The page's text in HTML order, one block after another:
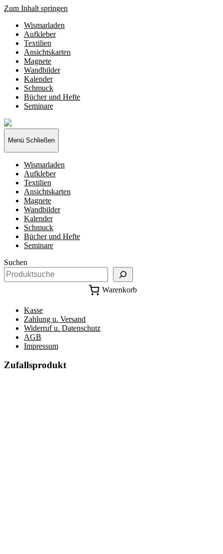
Zum Inhalt springen
Wismarladen
Aufkleber
Textilien
Ansichtskarten
Magnete
Wandbilder
Kalender
Schmuck
Bücher und Hefte
Seminare
Wismarladen
-
deine
Produzentengemeinschaft
Menü Schließen
Wismarladen
Aufkleber
Textilien
Ansichtskarten
Magnete
Wandbilder
Kalender
Schmuck
Bücher und Hefte
Seminare
Suchen
Warenkorb
Kasse
Zahlung u. Versand
Widerruf u. Datenschutz
AGB
Impressum
Zufallsprodukt